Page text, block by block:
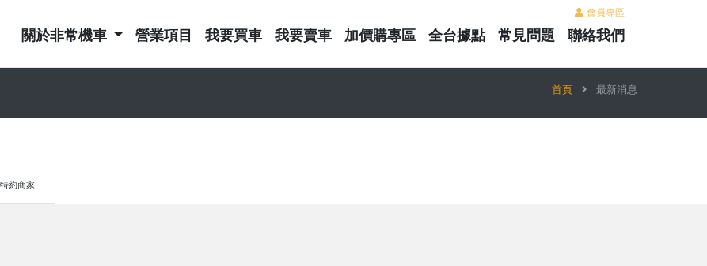
會員專區
關於非常機車 營業項目 我要買車 我要賣車 加價購專區 全台據點 常見問題 聯絡我們
首頁 最新消息
特約商家